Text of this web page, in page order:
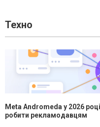
Техно
Meta Andromeda у 2026
робити рекламодавцям